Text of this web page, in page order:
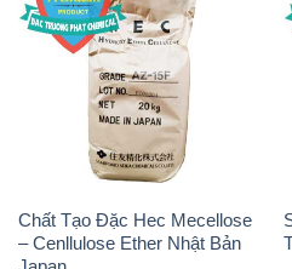
Chất Tạo Đặc Hec Mecellose
– Cenllulose Ether Nhật Bản